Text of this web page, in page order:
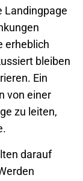
Landingpage
erheblich
bleiben
Ein
von einer
zu leiten,
darauf